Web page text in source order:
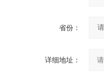
省份：
详细地址：